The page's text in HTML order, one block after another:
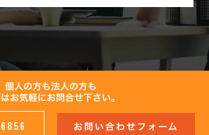
個人の方も法人の方も
お気軽にお問合せ下さい。
お問い合わせフォーム